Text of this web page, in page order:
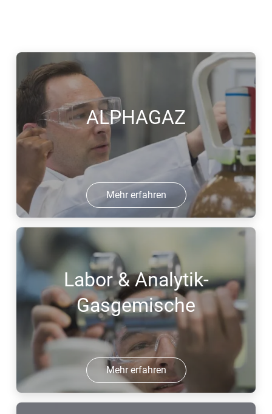
ALPHAGAZ
Mehr erfahren
Labor & Analytik-
Gasgemische
Mehr erfahren